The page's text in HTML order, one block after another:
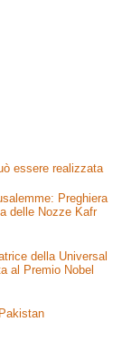
essere realizzata
Preghiera
delle Nozze Kafr
della Universal
al Premio Nobel